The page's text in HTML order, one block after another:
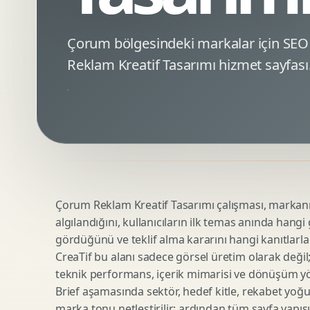
Minimal Logo Tasarimi
Amblem Tasarimi
Logo Revizyonu
Tipografik Logo Tasarimi
Startup Logo Tasarimi
Google Ads Reklam Tasarimi
Kampanya Stratejisi
Performans Reklam Kreatifleri
SEO Denetimi
E Ticaret SEO
Urun Gorsellestirme
3D Reklam Gorseli
Cgi Kampanya Gorseli
Motion 3D
3D Karakter Tasarimi
Çorum bölgesindeki markalar için
Reklam Kreatif Tasarımı hizmet
Çorum Reklam Kreatif Tasarımı çalışması,
algılandığını, kullanıcıların ilk temas anında
gördüğünü ve teklif alma kararını hangi
CreaTif bu alanı sadece görsel üretim olarak
teknik performans, içerik mimarisi ve dönüşüm
Brief aşamasında sektör, hedef kitle, rekabet